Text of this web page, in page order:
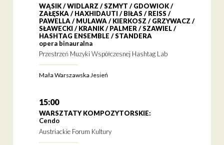
WĄSIK / WIDLARZ / SZMYT / GDOWIOK /
ZAŁĘSKA / HAXHIDAUTI / BIŁAS / REISS /
PAWELLA / MULAWA / KIERKOSZ / GRZYWACZ /
SŁAWECKI / KRANIK / PALMER / SZAWIEL /
HASHTAG ENSEMBLE / STANDERA
opera binauralna
Przestrzeń Muzyki Współczesnej Hashtag Lab
Mała Warszawska Jesień
15:00
WARSZTATY KOMPOZYTORSKIE:
Cendo
Austriackie Forum Kultury